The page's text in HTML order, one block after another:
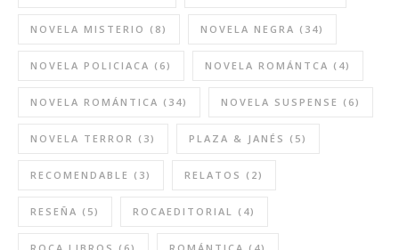
NOVELA MISTERIO (8) NOVELA NEGRA (34)
NOVELA POLICIACA (6) NOVELA ROMÁNTCA (4)
NOVELA ROMÁNTICA (34) NOVELA SUSPENSE (6)
NOVELA TERROR (3) PLAZA & JANÉS (5)
RECOMENDABLE (3) RELATOS (2)
RESEÑA (5) ROCAEDITORIAL (4)